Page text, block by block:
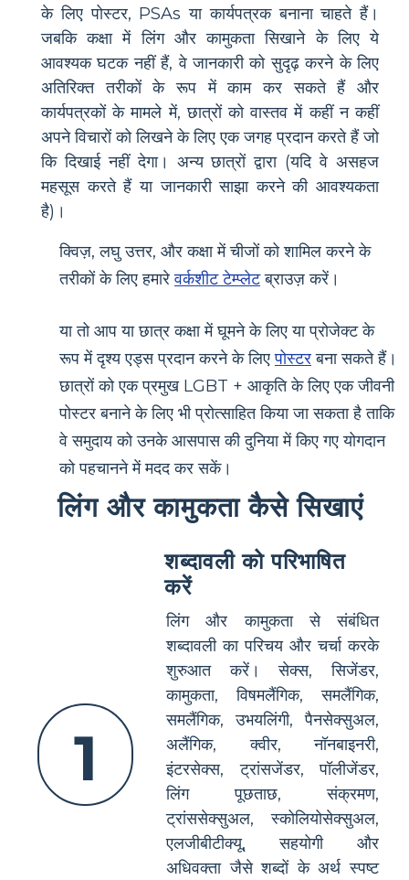
के लिए पोस्टर, PSAs या कार्यपत्रक बनाना चाहते हैं।
जबकि कक्षा में लिंग और कामुकता सिखाने के लिए ये
आवश्यक घटक नहीं हैं, वे जानकारी को सुदृढ़ करने के लिए
अतिरिक्त तरीकों के रूप में काम कर सकते हैं और
कार्यपत्रकों के मामले में, छात्रों को वास्तव में कहीं न कहीं
अपने विचारों को लिखने के लिए एक जगह प्रदान करते हैं जो
कि दिखाई नहीं देगा। अन्य छात्रों द्वारा (यदि वे असहज
महसूस करते हैं या जानकारी साझा करने की आवश्यकता
है)।
क्विज़, लघु उत्तर, और कक्षा में चीजों को शामिल करने के
तरीकों के लिए हमारेवर्कशीट टेम्प्लेटब्राउज़ करें।
या तो आप या छात्र कक्षा में घूमने के लिए या प्रोजेक्ट के
रूप में दृश्य एड्स प्रदान करने के लिएपोस्टरबना सकते हैं।
छात्रों को एक प्रमुख LGBT + आकृति के लिए एक जीवनी
पोस्टर बनाने के लिए भी प्रोत्साहित किया जा सकता है ताकि
वे समुदाय को उनके आसपास की दुनिया में किए गए योगदान
को पहचानने में मदद कर सकें।
लिंग और कामुकता कैसे सिखाएं
1
शब्दावली को परिभाषित
करें
लिंग और कामुकता से संबंधित
शब्दावली का परिचय और चर्चा करके
शुरुआत करें। सेक्स, सिजेंडर,
कामुकता, विषमलैंगिक, समलैंगिक,
समलैंगिक, उभयलिंगी, पैनसेक्सुअल,
अलैंगिक, क्वीर, नॉनबाइनरी,
इंटरसेक्स, ट्रांसजेंडर, पॉलीजेंडर,
लिंग पूछताछ, संक्रमण,
ट्रांससेक्सुअल, स्कोलियोसेक्सुअल,
एलजीबीटीक्यू, सहयोगी और
अधिवक्ता जैसे शब्दों के अर्थ स्पष्ट